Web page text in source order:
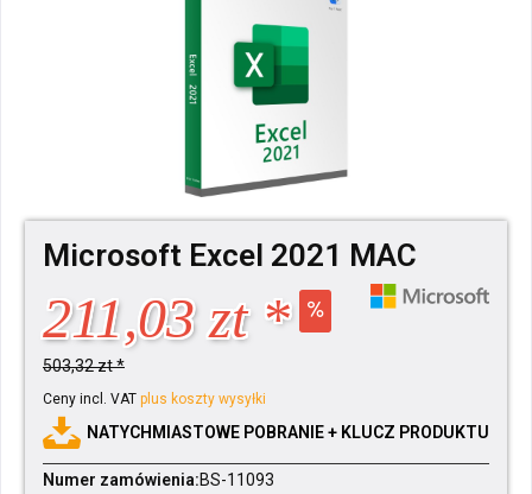
Microsoft Excel 2021 MAC
211,03 zt *
503,32 zt *
Ceny incl. VAT plus koszty wysyłki
NATYCHMIASTOWE POBRANIE + KLUCZ PRODUKTU
Numer zamówienia:BS-11093